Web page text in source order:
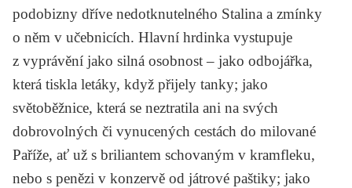
podobizny dříve nedotknutelného Stalina a zmínky
o něm v učebnicích. Hlavní hrdinka vystupuje
z vyprávění jako silná osobnost – jako odbojářka,
která tiskla letáky, když přijely tanky; jako
světoběžnice, která se neztratila ani na svých
dobrovolných či vynucených cestách do milované
Paříže, ať už s briliantem schovaným v kramfleku,
nebo s penězi v konzervě od játrové paštiky; jako